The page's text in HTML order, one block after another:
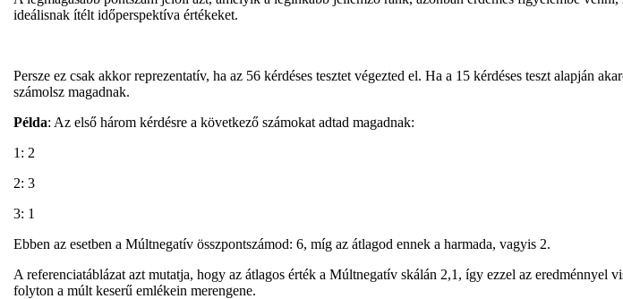
ideálisnak ítélt időperspektíva értékeket.
Persze ez csak akkor reprezentatív, ha az 56 kérdéses tesztet végezted el. Ha a 15 kérdéses teszt alapján
számolsz magadnak.
Példa: Az első három kérdésre a következő számokat adtad magadnak:
1: 2
2: 3
3: 1
Ebben az esetben a Múltnegatív összpontszámod: 6, míg az átlagod ennek a harmada, vagyis 2.
A referenciatáblázat azt mutatja, hogy az átlagos érték a Múltnegatív skálán 2,1, így ezzel az
folyton a múlt keserű emlékein merengene.